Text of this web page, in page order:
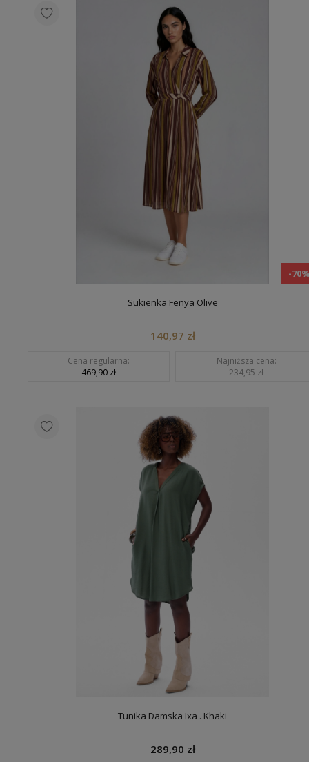
-
Sukienka Fenya Olive
140,97 zł
Cena regularna:
469,90 zł
Najniższa cena:
234,95 zł
Tunika Damska Ixa . Khaki
289,90 zł